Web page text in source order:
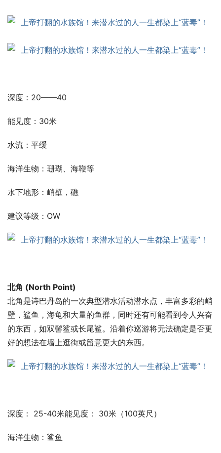
深度：20——40
能见度：30米
水流：平缓
海洋生物：珊瑚、海鞭等
水下地形：峭壁，礁
建议等级：OW
北角 (North Point)
北角是诗巴丹岛的一次典型潜水活动潜水点，丰富多彩的峭
壁，鲨鱼，海龟和大量的鱼群，同时还有可能看到令人兴奋
的东西，如双髻鲨或长尾鲨。沿着你巡游将无法确定是否更
好的想法在墙上逛街或留意更大的东西。
深度： 25-40米能见度： 30米（100英尺）
海洋生物：鲨鱼